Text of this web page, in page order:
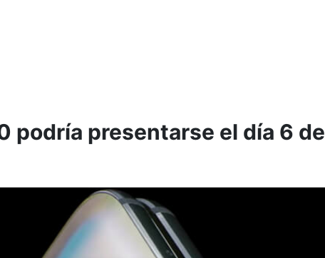
podría presentarse el día 6 de